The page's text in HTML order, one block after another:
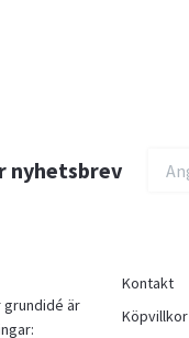
nyhetsbrev
grundidé är
Kontakt
Köpvillkor